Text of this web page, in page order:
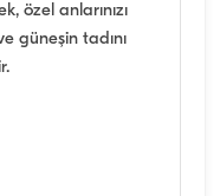
özel anlarınızı
güneşin tadını